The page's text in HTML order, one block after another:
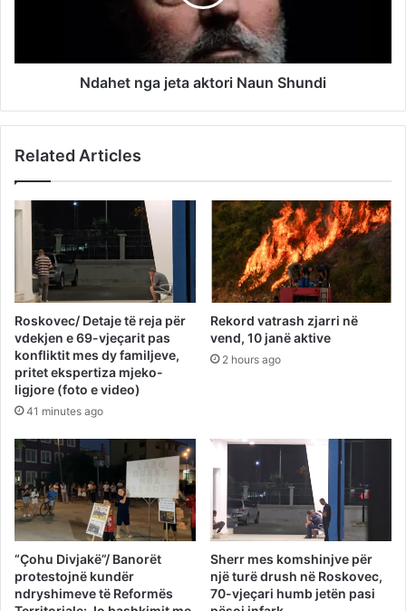
Ndahet nga jeta aktori Naun Shundi
Related Articles
Roskovec/ Detaje të reja për
vdekjen e 69-vjeçarit pas
konfliktit mes dy familjeve,
pritet ekspertiza mjeko-
ligjore (foto e video)
41 minutes ago
Rekord vatrash zjarri në
vend, 10 janë aktive
2 hours ago
“Çohu Divjakë”/ Banorët
protestojnë kundër
ndryshimeve të Reformës
Sherr mes komshinjve për
një turë drush në Roskovec,
70-vjeçari humb jetën pasi